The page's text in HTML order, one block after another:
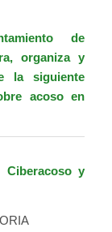
de
organiza y
la siguiente
acoso en
Ciberacoso y